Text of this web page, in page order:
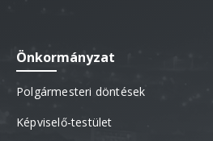
Önkormányzat
Polgármesteri döntések
Képviselő-testület